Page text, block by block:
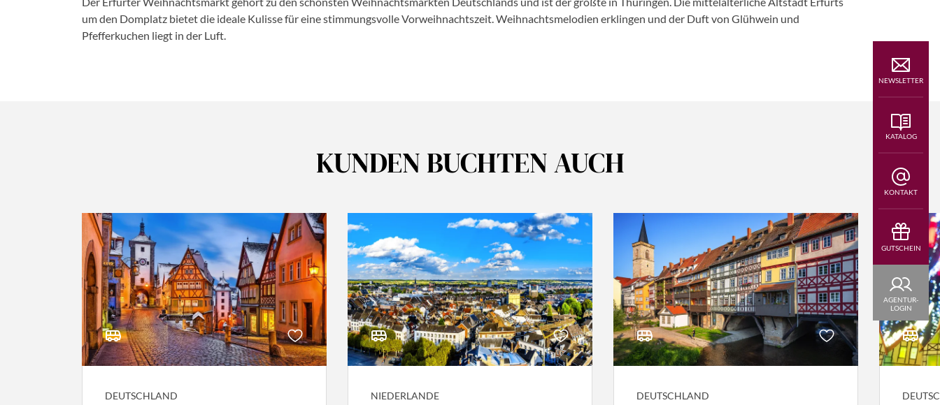
Tagesfahrt
AUSWAHL ÜBERNEHMEN
um den Domplatz bietet die ideale Kulisse für eine stimmungsvolle Vorweihnachtszeit. Weihnachtsmelodien erklingen und der Duft von Glühwein und
Pfefferkuchen liegt in der Luft.
KUNDEN BUCHTEN AUCH
DEUTSCHLAND NIEDERLANDE DEUTSCHLAND
NEWSLETTER
KATALOG
KONTAKT
GUTSCHEIN
AGENTUR-
LOGIN